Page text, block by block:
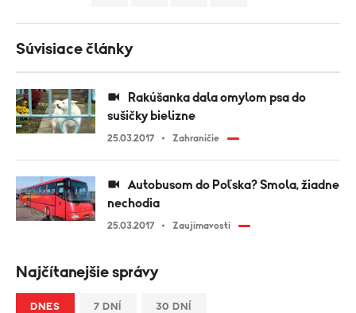
Súvisiace články
sušičky bielizne
25.03.2017 Zahraničie
nechodia
25.03.2017 Zaujímavosti
Najčítanejšie správy
DNES 7 DNÍ 30 DNÍ